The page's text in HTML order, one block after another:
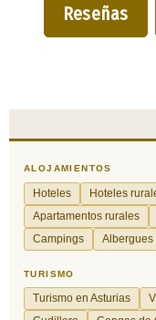
Reseñas